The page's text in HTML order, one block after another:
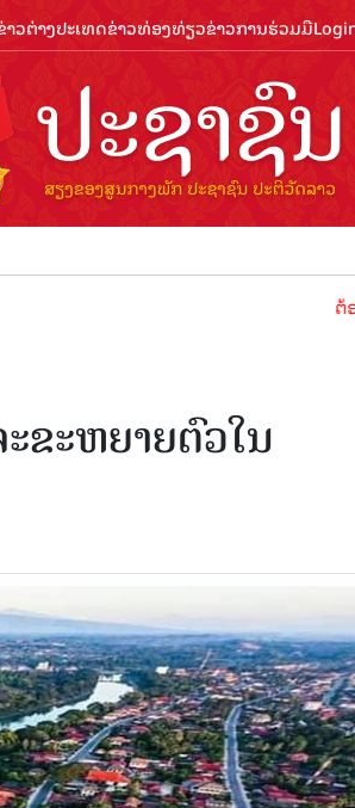
າວຕ່າງປະເທດຂ່າວທ່ອງທ່ຽວຂ່າວການຮ່ວມມື
ຕ້ອນຮັບປີ
ຂະຫຍາຍຕົວໃນ